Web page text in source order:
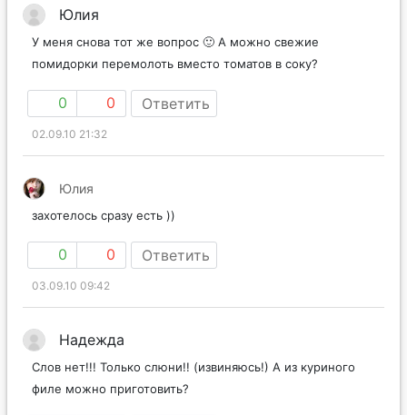
Юлия
У меня снова тот же вопрос 🙂 А можно свежие
помидорки перемолоть вместо томатов в соку?
0 0 Ответить
02.09.10 21:32
Юлия
захотелось сразу есть ))
0 0 Ответить
03.09.10 09:42
Надежда
Слов нет!!! Только слюни!! (извиняюсь!) А из куриного
филе можно приготовить?